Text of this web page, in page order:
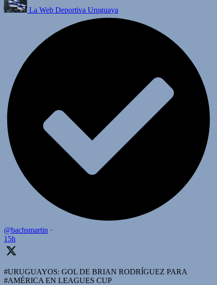
La Web Deportiva Uruguaya
@bachsmartin ·
15h
#URUGUAYOS: GOL DE BRIAN RODRÍGUEZ PARA
#AMÉRICA EN LEAGUES CUP